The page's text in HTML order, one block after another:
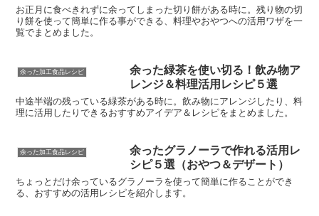
お正月に食べきれずに余ってしまった切り餅がある時に。残り物の切
り餅を使って簡単に作る事ができる、料理やおやつへの活用ワザを一
覧でまとめました。
余った加工食品レシピ
余った緑茶を使い切る！飲み物ア
レンジ＆料理活用レシピ５選
中途半端の残っている緑茶がある時に。飲み物にアレンジしたり、料
理に活用したりできるおすすめアイデア＆レシピをまとめました。
余った加工食品レシピ
余ったグラノーラで作れる活用レ
シピ５選（おやつ＆デザート）
ちょっとだけ余っているグラノーラを使って簡単に作ることができ
る、おすすめの活用レシピを紹介します。